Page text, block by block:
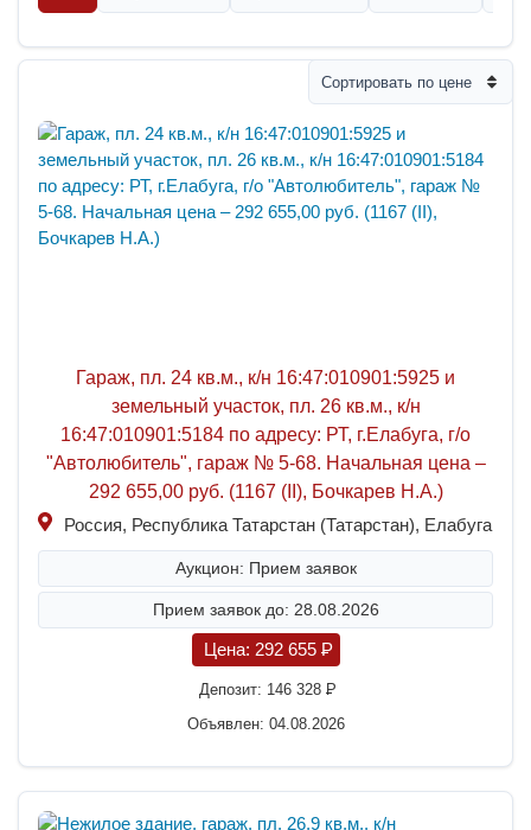
Сортировать по цене
Гараж, пл. 24 кв.м., к/н 16:47:010901:5925 и
земельный участок, пл. 26 кв.м., к/н
16:47:010901:5184 по адресу: РТ, г.Елабуга, г/о
"Автолюбитель", гараж № 5-68. Начальная цена –
292 655,00 руб. (1167 (II), Бочкарев Н.А.)
Россия, Республика Татарстан (Татарстан), Елабуга
Аукцион: Прием заявок
Прием заявок до: 28.08.2026
Цена: 292 655 P
Депозит: 146 328 P
Объявлен: 04.08.2026